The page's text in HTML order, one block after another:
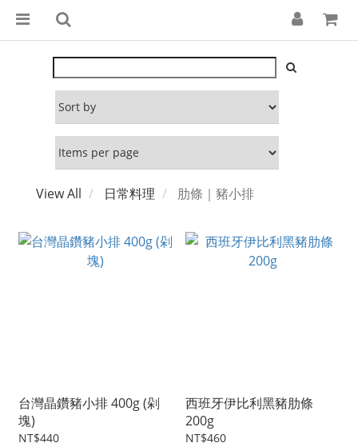
View All 日常料理 肋條｜豬小排
台灣晶鑽豬小排 400g (剁
塊)
NT$440
西班牙伊比利黑豬肋條
200g
NT$460